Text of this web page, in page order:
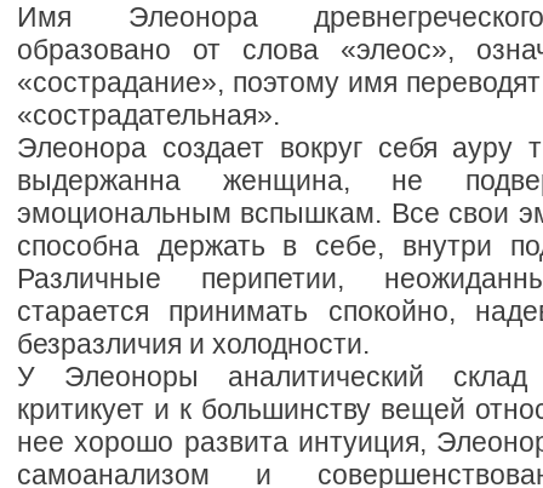
Имя Элеонора
образовано от слова «элеос»,
«сострадание», поэтому имя
«сострадательная».
Элеонора создает вокруг себя ауру
выдержанна женщина, не
эмоциональным вспышкам. Все свои
способна держать в себе, внутри
Различные перипетии,
старается принимать спокойно,
безразличия и холодности.
У Элеоноры аналитический
критикует и к большинству вещей
нее хорошо развита интуиция,
самоанализом и